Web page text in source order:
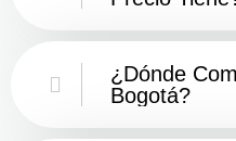
¿Dónde
Bogotá?